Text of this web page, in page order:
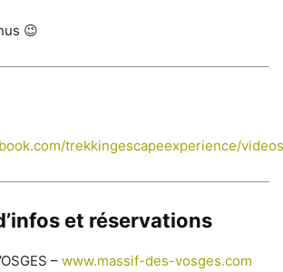
😉
trekkingescapeexperience/
et réservations
– www.massif-des-vosges.com